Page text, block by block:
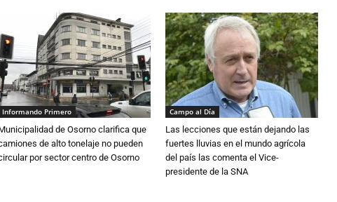
Informando Primero
de Osorno clarifica que
de alto tonelaje no pueden
por sector centro de Osorno
Campo al Día
Las lecciones que están dejando las
fuertes lluvias en el mundo agrícola
del país las comenta el Vice-
presidente de la SNA